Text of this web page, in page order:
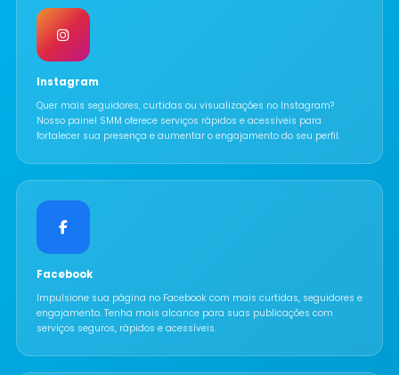
Instagram
Quer mais seguidores, curtidas ou visualizações no Instagram?
Nosso painel SMM oferece serviços rápidos e acessíveis para
fortalecer sua presença e aumentar o engajamento do seu perfil.
Facebook
Impulsione sua página no Facebook com mais curtidas, seguidores e
engajamento. Tenha mais alcance para suas publicações com
serviços seguros, rápidos e acessíveis.